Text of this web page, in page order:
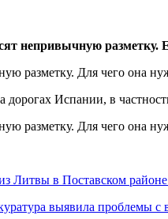
непривычную разметку.
дорогах Испании, в
Литвы в Поставском
выявила проблемы